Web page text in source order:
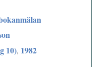
10), 1982